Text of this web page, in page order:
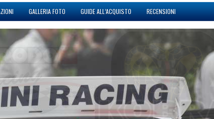
GALLERIA FOTO GUIDE ALL’ACQUISTO RECENSIONI